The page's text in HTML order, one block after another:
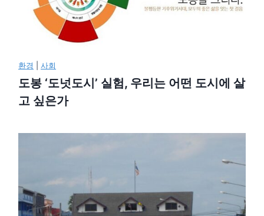
환경 |사회
도봉 ‘도넛도시’ 실험, 우리는 어떤 도시에 살
고 싶은가